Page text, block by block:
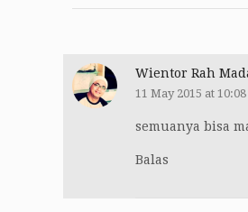
Wientor Rah
11 May 2015 at
semuanya bisa
Balas